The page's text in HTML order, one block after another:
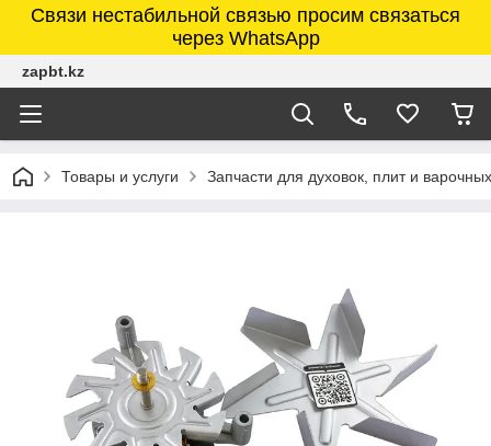
Связи нестабильной связью просим связаться
через WhatsApp
zapbt.kz
Товары и услуги Запчасти для духовок, плит и